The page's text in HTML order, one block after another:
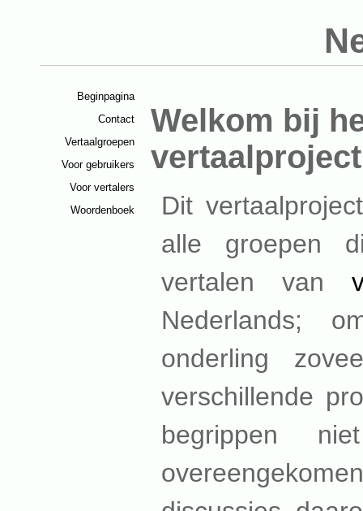
Beginpagina
Contact
Vertaalgroepen
Voor gebruikers
Voor vertalers
Woordenboek
Welkom bij
vertaalproject
Dit
alle groepen
vertalen van
Nederlands;
onderling
verschillende
begrippen